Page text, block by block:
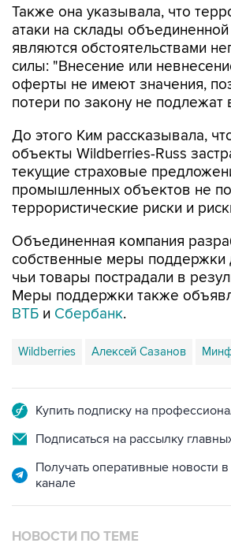
Также она указывала, что
атаки на склады
являются обстоятельствами
силы: "Внесение или
оферты не имеют значения,
потери по закону не
До этого Ким рассказывала,
объекты Wildberries-Russ
текущие страховые
промышленных объектов не
террористические риски и
Объединенная компания
собственные меры поддержки
чьи товары пострадали в
Меры поддержки также
ВТБ и Сбербанк.
Wildberries Алексей Сазанов
Купить подписку на
Подписаться на рассылку
Получать оперативные новости
канале
НОВОСТИ ПО ТЕМЕ